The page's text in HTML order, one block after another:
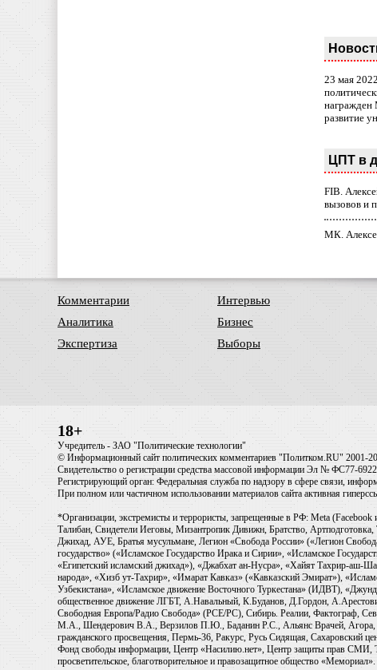
23 мая
развитие
ЦПТ в
FIB.
вызовов и
МК.
Комментарии
Аналитика
Экспертиза
Интервью
Бизнес
Выборы
18+
Учредитель - ЗАО "Политические технологии"
© Информационный сайт политических комментариев "Политком.RU" 2001-
Свидетельство о регистрации средства массовой информации Эл № ФС77-
Регистрирующий орган: Федеральная служба по надзору в сфере связи,
При полном или частичном использовании материалов сайта активная
*Организации, экстремисты и террористы, запрещенные в РФ: Meta
Талибан, Свидетели Иеговы, Мизантропик Дивижн, Братство,
Джихад, АУЕ, Братья мусульмане, Легион «Свобода России» («Легион
государство» («Исламское Государство Ирака и Сирии», «Исламское
«Египетский исламский джихад»), «Джабхат ан-Нусра», «Хайят Тахрир-
народа», «Хизб ут-Тахрир», «Имарат Кавказ» («Кавказский Эмират»),
Узбекистана», «Исламское движение Восточного Туркестана» (ИДВТ),
общественное движение ЛГБТ, А.Навальный, К.Буданов, Д.Гордон,
Свободная Европа/Радио Свобода» (PCE/PC), Сибирь. Реалии,
М.А., Шендерович В.А., Верзилов П.Ю., Баданин Р.С., Альянс Врачей, Агора,
гражданского просвещения, Пермь-36, Ракурс, Русь Сидящая, Сахаровский
Фонд свободы информации, Центр «Насилию.нет», Центр защиты прав СМИ,
просветительское, благотворительное и правозащитное общество «Мемориал».